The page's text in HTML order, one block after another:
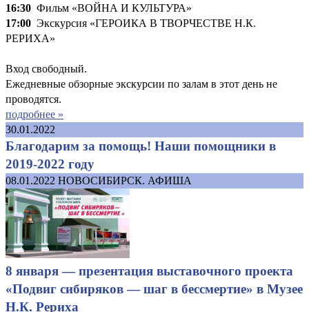
16:30 Фильм «ВОЙНА И КУЛЬТУРА»
17:00 Экскурсия «ГЕРОИКА В ТВОРЧЕСТВЕ Н.К.
РЕРИХА»
Вход свободный.
Ежедневные обзорные экскурсии по залам в этот день не
проводятся.
подробнее »
30.01.2022
Благодарим за помощь! Наши помощники в
2019-2022 году
08.01.2022 НОВОСИБИРСК. АФИША
8 января — презентация выставочного проекта
«Подвиг сибиряков — шаг в бессмертие» в Музее
Н.К. Рериха